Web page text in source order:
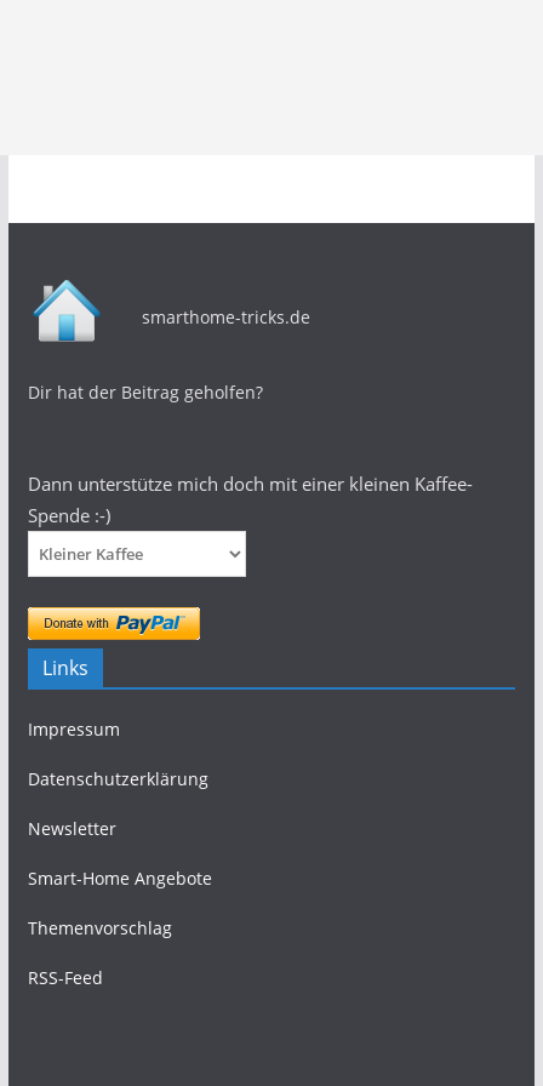
smarthome-tricks.de
Dir hat der Beitrag geholfen?
Dann unterstütze mich doch mit einer kleinen Kaffee-
Spende :-)
Links
Impressum
Datenschutzerklärung
Newsletter
Smart-Home Angebote
Themenvorschlag
RSS-Feed